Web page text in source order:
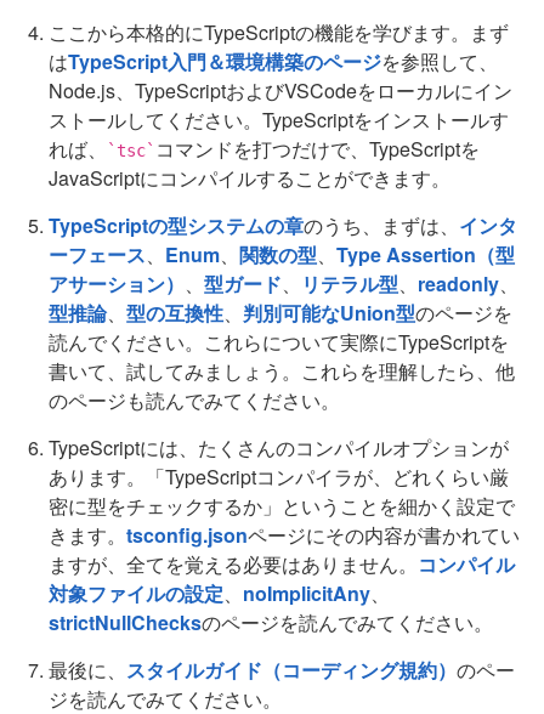
ここから本格的にTypeScriptの機能を学びます。まず
はTypeScript入門＆環境構築のページを参照して、
Node.js、TypeScriptおよびVSCodeをローカルにイン
ストールしてください。TypeScriptをインストールす
れば、
`tsc` コマンドを打つだけで、TypeScriptを
JavaScriptにコンパイルすることができます。
TypeScriptの型システムの章のうち、まずは、 インタ
ーフェース、 Enum、 関数の型、 Type Assertion（型
アサーション） 、 型ガード、 リテラル型、 readonly、
型推論、 型の互換性、 判別可能なUnion型のページを
読んでください。これらについて実際にTypeScriptを
書いて、試してみましょう。これらを理解したら、他
のページも読んでみてください。
TypeScriptには、たくさんのコンパイルオプションが
あります。「TypeScriptコンパイラが、どれくらい厳
密に型をチェックするか」ということを細かく設定で
きます。 tsconfig.jsonページにその内容が書かれてい
ますが、全てを覚える必要はありません。 コンパイル
対象ファイルの設定、 noImplicitAny、
strictNullChecksのページを読んでみてください。
最後に、 スタイルガイド（コーディング規約） のペー
ジを読んでみてください。